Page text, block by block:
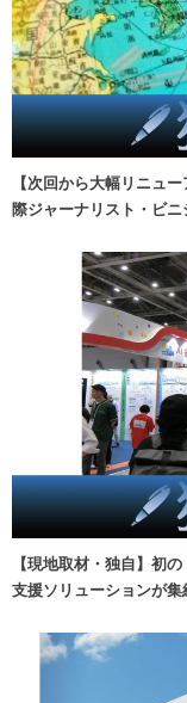
【次回から大幅リニュ
際ジャーナリスト・ビニ
【現地取材・独自】初
支援ソリューションが集